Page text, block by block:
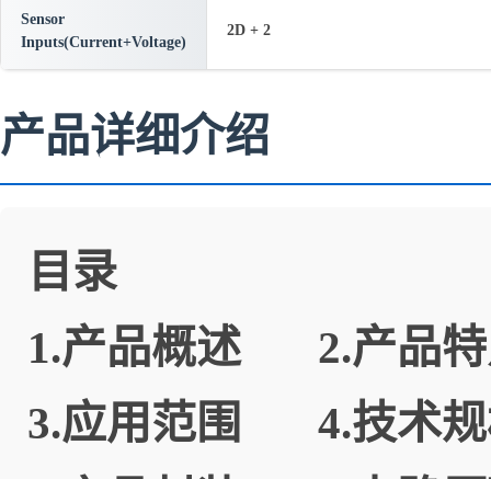
Sensor
Inputs(Current+Voltage)
2D + 2
产品详细介绍
目录
1.产品概述2.产品
3.应用范围 4.技术